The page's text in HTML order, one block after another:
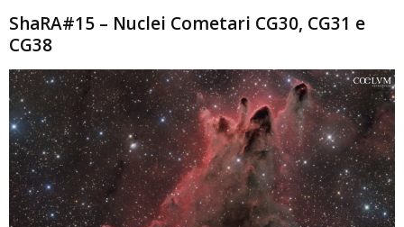
ShaRA#15 – Nuclei Cometari CG30, CG31 e
CG38